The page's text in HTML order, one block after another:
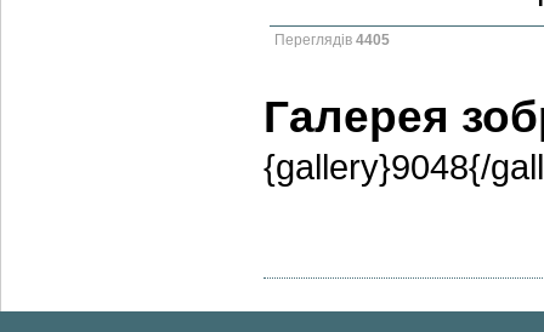
Переглядів 4405
Галерея
{gallery}9048{/